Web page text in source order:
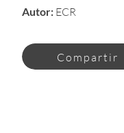
Autor: ECR
Compartir